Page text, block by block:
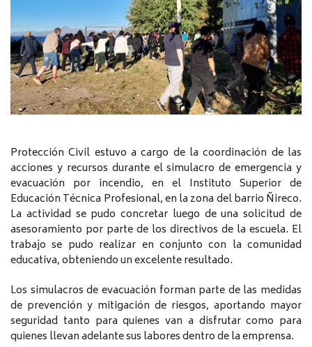
Protección Civil estuvo a cargo de la coordinación de las
acciones y recursos durante el simulacro de emergencia y
evacuación por incendio, en el Instituto Superior de
Educación Técnica Profesional, en la zona del barrio Ñireco.
La actividad se pudo concretar luego de una solicitud de
asesoramiento por parte de los directivos de la escuela. El
trabajo se pudo realizar en conjunto con la comunidad
educativa, obteniendo un excelente resultado.
Los simulacros de evacuación forman parte de las medidas
de prevención y mitigación de riesgos, aportando mayor
seguridad tanto para quienes van a disfrutar como para
quienes llevan adelante sus labores dentro de la emprensa.